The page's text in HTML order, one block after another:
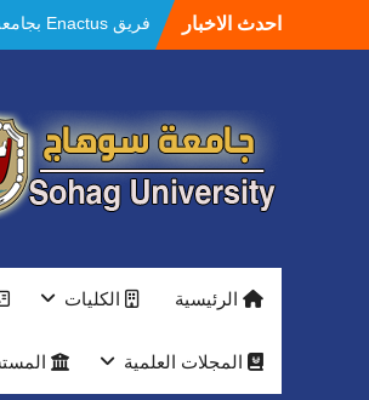
احدث الاخبار
مستشفيات سوهاج
التهنئة عقب توليه
رجال الشرطه
بجهاز ذكي لتوفير
بمعرض الاكاديمية
والخدمية بجامعة
فى أولى أيام
الرئيسية الكليات
المجلات العلمية